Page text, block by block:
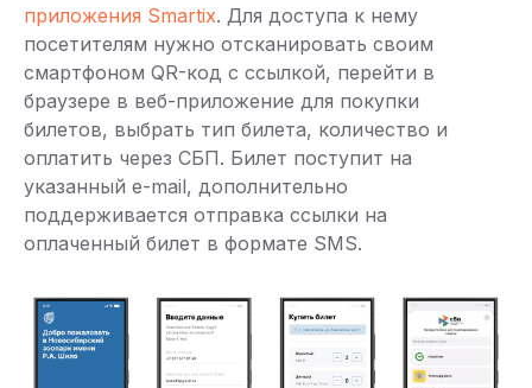
приложения Smartix. Для доступа к нему
посетителям нужно отсканировать своим
смартфоном QR-код с ссылкой, перейти в
браузере в веб-приложение для покупки
билетов, выбрать тип билета, количество и
оплатить через СБП. Билет поступит на
указанный e-mail, дополнительно
поддерживается отправка ссылки на
оплаченный билет в формате SMS.